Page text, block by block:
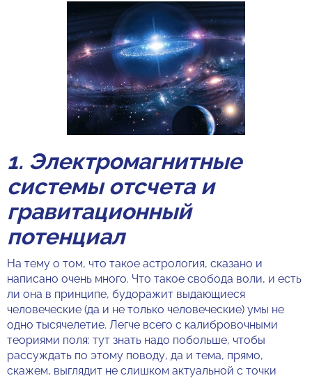
1. Электромагнитные
системы отсчета и
гравитационный
потенциал
На тему о том, что такое астрология, сказано и
написано очень много. Что такое свобода воли, и есть
ли она в принципе, будоражит выдающиеся
человеческие (да и не только человеческие) умы не
одно тысячелетие. Легче всего с калибровочными
теориями поля: тут знать надо побольше, чтобы
рассуждать по этому поводу, да и тема, прямо,
скажем, выглядит не слишком актуальной с точки